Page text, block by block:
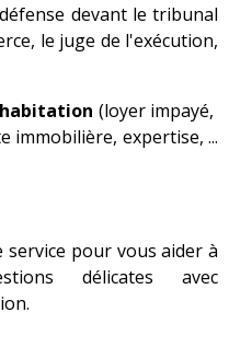
devant le tribunal
le juge de l'exécution,
(loyer impayé,
immobilière, expertise, ...
service pour vous aider à
délicates avec